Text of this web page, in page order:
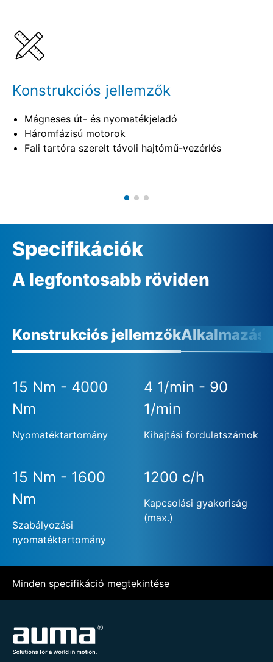
Konstrukciós jellemzők
Mágneses út- és nyomatékjeladó
Háromfázisú motorok
Fali tartóra szerelt távoli hajtómű-vezérlés
Specifikációk
A legfontosabb röviden
Konstrukciós jellemzők
15 Nm - 4000
Nm
Nyomatéktartomány
4 1/min - 90
1/min
Kihajtási fordulatszámok
15 Nm - 1600
Nm
Szabályozási
nyomatéktartomány
1200 c/h
Kapcsolási gyakoriság
(max.)
Minden specifikáció megtekintése